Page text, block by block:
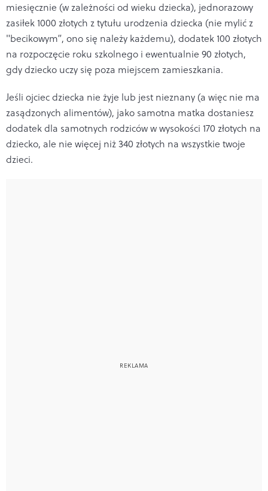
miesięcznie (w zależności od wieku dziecka), jednorazowy
zasiłek 1000 złotych z tytułu urodzenia dziecka (nie mylić z
"becikowym”, ono się należy każdemu), dodatek 100 złotych
na rozpoczęcie roku szkolnego i ewentualnie 90 złotych,
gdy dziecko uczy się poza miejscem zamieszkania.
Jeśli ojciec dziecka nie żyje lub jest nieznany (a więc nie ma
zasądzonych alimentów), jako samotna matka dostaniesz
dodatek dla samotnych rodziców w wysokości 170 złotych na
dziecko, ale nie więcej niż 340 złotych na wszystkie twoje
dzieci.